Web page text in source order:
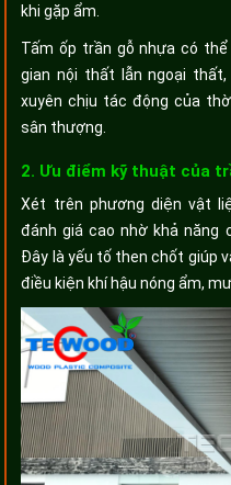
khi gặp ẩm.
Tấm ốp trần gỗ nhựa có
gian nội thất lẫn ngoại
xuyên chịu tác động của
sân thượng.
2. Ưu điểm kỹ thuật của
Xét trên phương diện vật
đánh giá cao nhờ khả năng
Đây là yếu tố then chốt giúp
điều kiện khí hậu nóng ẩm,